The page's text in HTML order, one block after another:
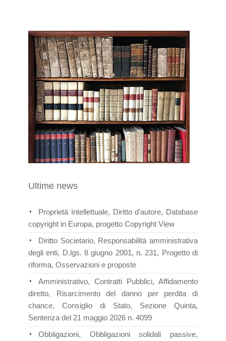
Ultime news
Proprietà Intellettuale, Diritto d’autore, Database
copyright in Europa, progetto Copyright View
Diritto Societario, Responsabilità amministrativa
degli enti, D.lgs. 8 giugno 2001, n. 231, Progetto di
riforma, Osservazioni e proposte
Amministrativo, Contratti Pubblici, Affidamento
diretto, Risarcimento del danno per perdita di
chance, Consiglio di Stato, Sezione Quinta,
Sentenza del 21 maggio 2026 n. 4099
Obbligazioni, Obbligazioni solidali passive,